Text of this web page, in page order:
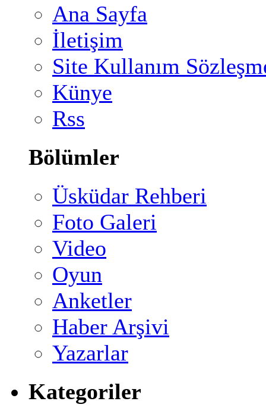
Ana Sayfa
İletişim
Site Kullanım
Künye
Rss
Bölümler
Üsküdar Rehberi
Foto Galeri
Video
Oyun
Anketler
Haber Arşivi
Yazarlar
Kategoriler